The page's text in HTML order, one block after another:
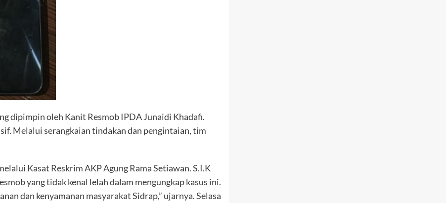
dipimpin oleh Kanit Resmob IPDA Junaidi Khadafi.
Melalui serangkaian tindakan dan pengintaian, tim
Kasat Reskrim AKP Agung Rama Setiawan. S.I.K
yang tidak kenal lelah dalam mengungkap kasus ini.
dan kenyamanan masyarakat Sidrap,” ujarnya. Selasa